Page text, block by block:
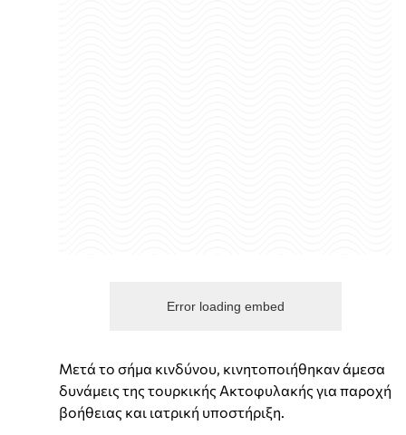
Error loading embed
Μετά το σήμα κινδύνου, κινητοποιήθηκαν άμεσα
δυνάμεις της τουρκικής Ακτοφυλακής για παροχή
βοήθειας και ιατρική υποστήριξη.